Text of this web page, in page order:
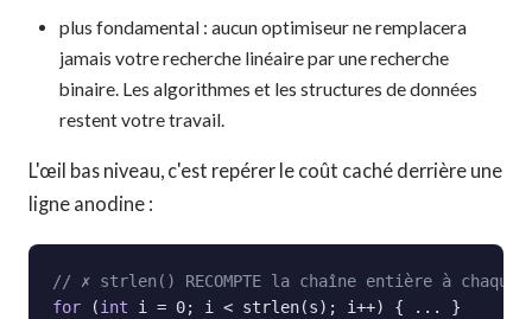
plus fondamental : aucun optimiseur ne remplacera
jamais votre recherche linéaire par une recherche
binaire. Les algorithmes et les structures de données
restent votre travail.
L'œil bas niveau, c'est repérer le coût caché derrière une
ligne anodine :
// ✗ strlen() RECOMPTE la chaîne entière à chaque
for (int i = 0; i < strlen(s); i++) { ... }